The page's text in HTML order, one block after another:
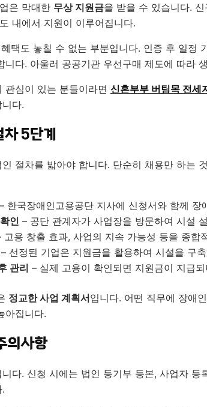
은 막대한 무상 지원금을 받을 수 있습니다.
내에서 지원이 이루어집니다.
택도 놓칠 수 없는 부분입니다. 인증 후 일정
니다. 아울러 공공기관 우선구매 제도에 따라
관심이 있는 분들이라면 신혼부부 버팀목 전세
다.
5단계
절차를 밟아야 합니다. 단순히 채용만 하는
– 한국장애인고용공단 지사에 신청서와 함께 장
인 – 공단 관계자가 사업장을 방문하여 시설
용 창출 효과, 사업의 지속 가능성 등을 종합
– 선정된 기업은 지원금을 활용하여 시설을 구
관리 – 실제 고용이 확인되면 지원금이 지급
정교한 사업 계획서입니다. 어떤 직무에 장애
아집니다.
의사항
다. 신청 시에는 법인 등기부 등본, 사업자 등